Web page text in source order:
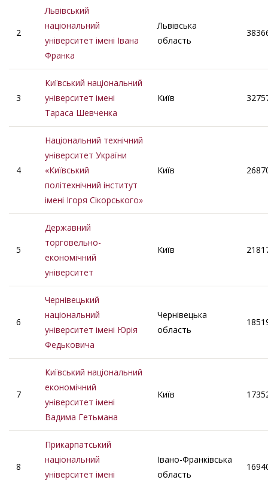
2
Львівський
національний
університет імені Івана
Франка
Львівська
область
3
Київський національний
університет імені
Тараса Шевченка
Київ
4
Національний технічний
університет України
«Київський
політехнічний інститут
імені Ігоря Сікорського»
Київ
5
Державний
торговельно-
економічний
університет
Київ
6
Чернівецький
національний
університет імені Юрія
Федьковича
Чернівецька
область
7
Київський національний
економічний
університет імені
Вадима Гетьмана
Київ
8
Прикарпатський
національний
університет імені
Івано-Франківська
область